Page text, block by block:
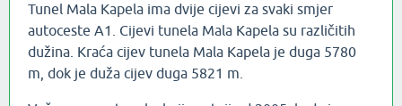
Tunel Mala Kapela ima dvije cijevi za svaki smjer
autoceste A1. Cijevi tunela Mala Kapela su različitih
dužina. Kraća cijev tunela Mala Kapela je duga 5780
m, dok je duža cijev duga 5821 m.